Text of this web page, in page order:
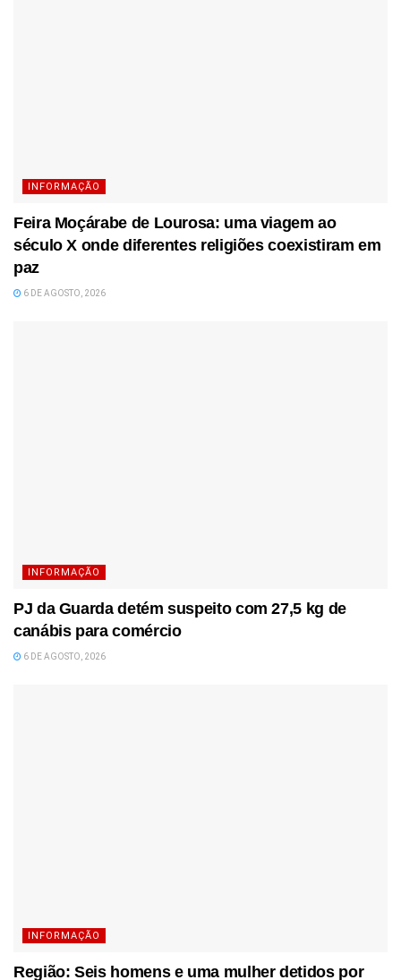
INFORMAÇÃO
Feira Moçárabe de Lourosa: uma viagem ao
século X onde diferentes religiões coexistiram em
paz
6 DE AGOSTO, 2026
INFORMAÇÃO
PJ da Guarda detém suspeito com 27,5 kg de
canábis para comércio
6 DE AGOSTO, 2026
INFORMAÇÃO
Região: Seis homens e uma mulher detidos por